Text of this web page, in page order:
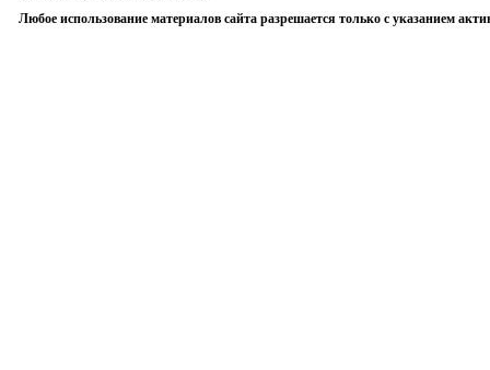
Любое использование материалов сайта разрешается только с указанием